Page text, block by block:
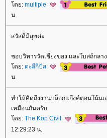
ดย: multiple
น.
สวัสดีมีสุขค่ะ
ชอบวิหารวัดเชียงของ และโบสถ์กลา
ดย: ตะลีกีปัส
น.
ทำให้คิดถึงงานบล็อกแก๊งค์ตอนโน้นเ
เหมือนกันครับ
ดย: The Kop Civil
12:29:23 น.